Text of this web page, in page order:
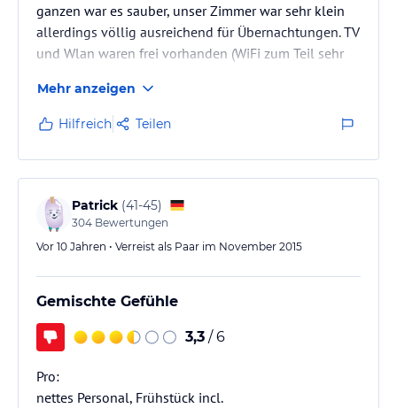
ganzen war es sauber, unser Zimmer war sehr klein
allerdings völlig ausreichend für Übernachtungen. TV
und Wlan waren frei vorhanden (WiFi zum Teil sehr
Handtücher bekommt man täglich erneuert. Für
Engländer scheinbar typisch, für uns eher sehr
ungewohnt befand sich das Zimmer im
Untergeschoss (Keller). Der Blick aus dem Fenster
befand sich also auf Schuh-höhe vorbeilaufender
Passanten.
Zusammenfassend kann man…
Mehr anzeigen
Hilfreich Teilen
Patrick (41-45)
304 Bewertungen
Vor 10 Jahren • Verreist als Paar im November 2015
Gemischte Gefühle
3,3 / 6
Pro:
nettes Personal, Frühstück incl.